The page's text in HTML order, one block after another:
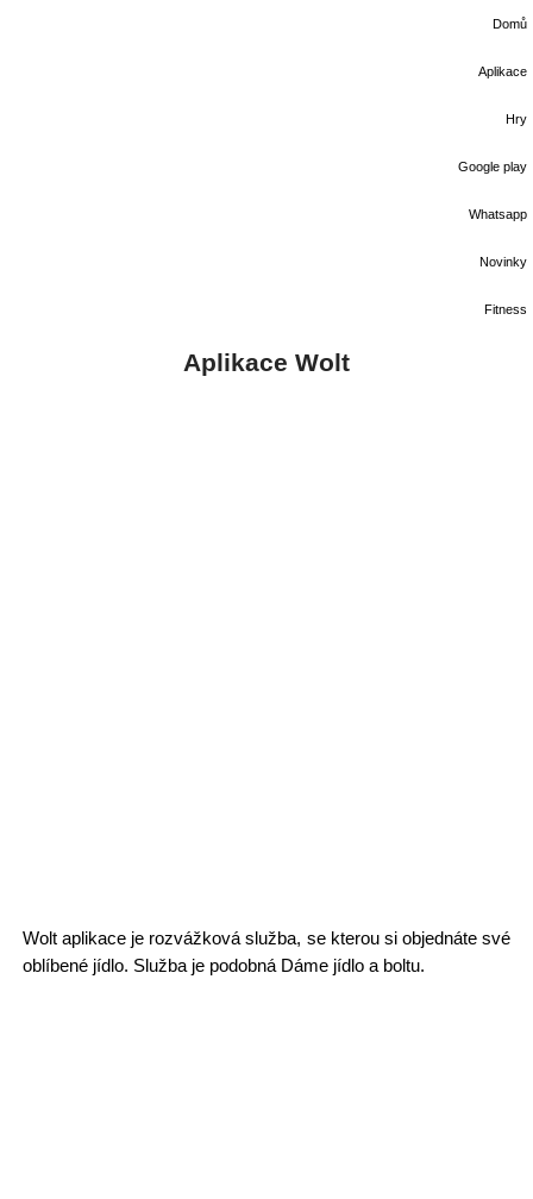
Domů
Aplikace
Hry
Google play
Whatsapp
Novinky
Fitness
Aplikace Wolt
Wolt aplikace je rozvážková služba, se kterou si objednáte své
oblíbené jídlo. Služba je podobná Dáme jídlo a boltu.